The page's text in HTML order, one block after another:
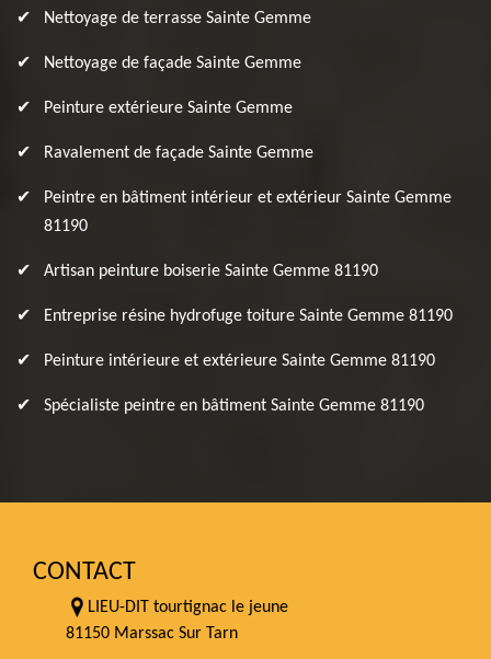
Nettoyage de terrasse Sainte Gemme
Nettoyage de façade Sainte Gemme
Peinture extérieure Sainte Gemme
Ravalement de façade Sainte Gemme
Peintre en bâtiment intérieur et extérieur Sainte Gemme
81190
Artisan peinture boiserie Sainte Gemme 81190
Entreprise résine hydrofuge toiture Sainte Gemme 81190
Peinture intérieure et extérieure Sainte Gemme 81190
Spécialiste peintre en bâtiment Sainte Gemme 81190
CONTACT
LIEU-DIT tourtignac le jeune
81150 Marssac Sur Tarn